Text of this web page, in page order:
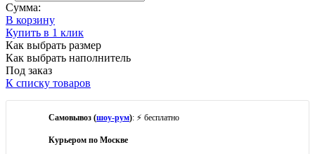
Сумма:
В корзину
Купить в 1 клик
Как выбрать размер
Как выбрать наполнитель
Под заказ
К списку товаров
Самовывоз (шоу-рум): ⚡ бесплатно
Курьером по Москве